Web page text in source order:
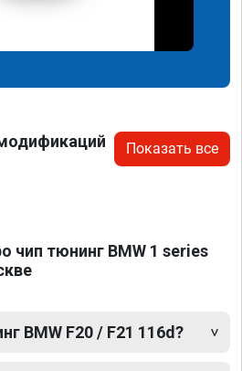
Показать все
чип тюнинг BMW 1 series
BMW F20 / F21 116d?